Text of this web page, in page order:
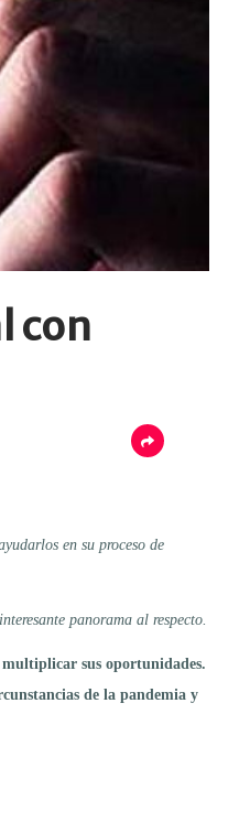
con
en su proceso de
panorama al respecto.
sus oportunidades.
de la pandemia y